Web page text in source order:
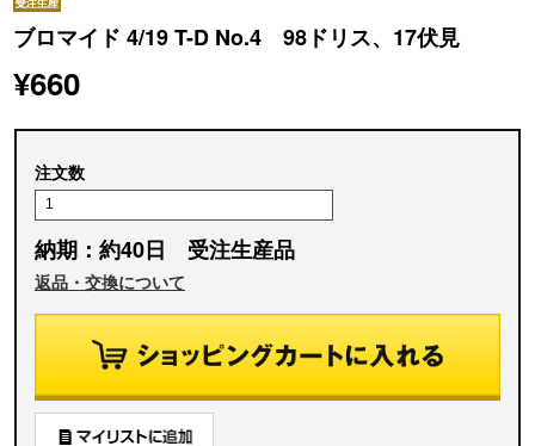
ブロマイド 4/19 T-D No.4 98ドリス、17伏見
¥660
注文数
納期：約40日 受注生産品
返品・交換について